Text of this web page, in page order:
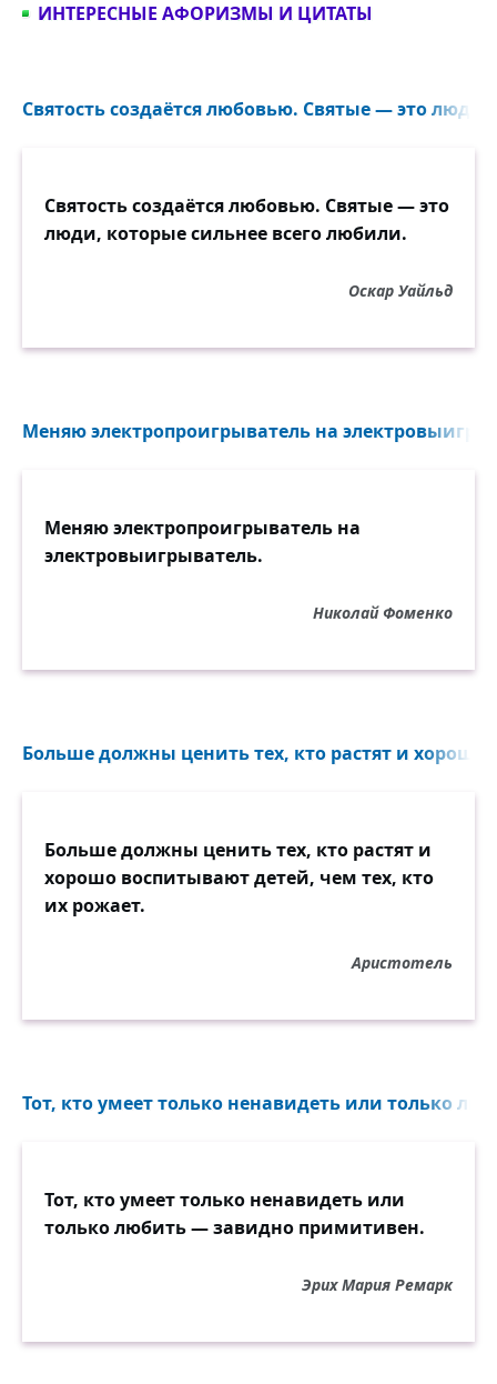
ИНТЕРЕСНЫЕ АФОРИЗМЫ И ЦИТАТЫ
Святость создаётся любовью. Святые — это люди,
Святость создаётся любовью. Святые — это
люди, которые сильнее всего любили.
Оскар Уайльд
Меняю электропроигрыватель на
Меняю электропроигрыватель на
электровыигрыватель.
Николай Фоменко
Больше должны ценить тех, кто растят и хорошо
Больше должны ценить тех, кто растят и
хорошо воспитывают детей, чем тех, кто
их рожает.
Аристотель
Тот, кто умеет только ненавидеть или только
Тот, кто умеет только ненавидеть или
только любить — завидно примитивен.
Эрих Мария Ремарк